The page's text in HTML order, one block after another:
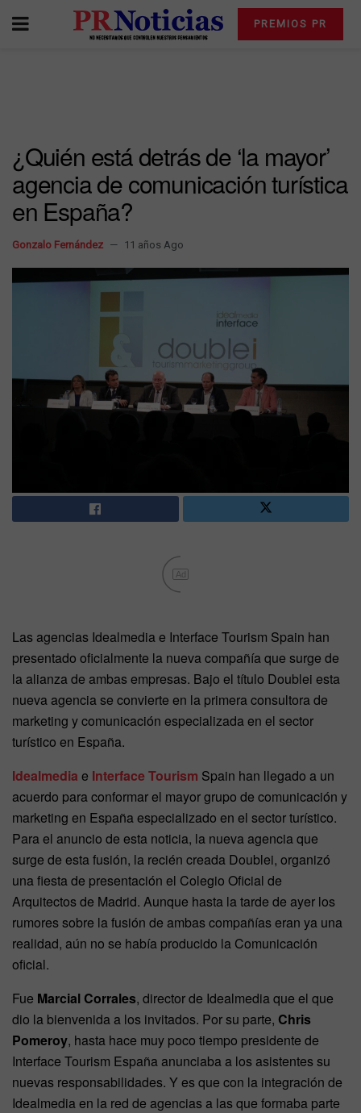
PREMIOS PR
¿Quién está detrás de ‘la mayor’
agencia de comunicación turística
en España?
Gonzalo Fernández 11 años Ago
Ad
Las agencias Idealmedia e Interface Tourism Spain han
presentado oficialmente la nueva compañía que surge de
la alianza de ambas empresas. Bajo el título Doublei esta
nueva agencia se convierte en la primera consultora de
marketing y comunicación especializada en el sector
turístico en España.
Idealmedia e Interface Tourism Spain han llegado a un
acuerdo para conformar el mayor grupo de comunicación y
marketing en España especializado en el sector turístico.
Para el anuncio de esta noticia, la nueva agencia que
surge de esta fusión, la recién creada Doublei, organizó
una fiesta de presentación el Colegio Oficial de
Arquitectos de Madrid. Aunque hasta la tarde de ayer los
rumores sobre la fusión de ambas compañías eran ya una
realidad, aún no se había producido la Comunicación
oficial.
Fue Marcial Corrales, director de Idealmedia que el que
dio la bienvenida a los invitados. Por su parte, Chris
Pomeroy, hasta hace muy poco tiempo presidente de
Interface Tourism España anunciaba a los asistentes su
nuevas responsabilidades. Y es que con la integración de
Idealmedia en la red de agencias a las que formaba parte